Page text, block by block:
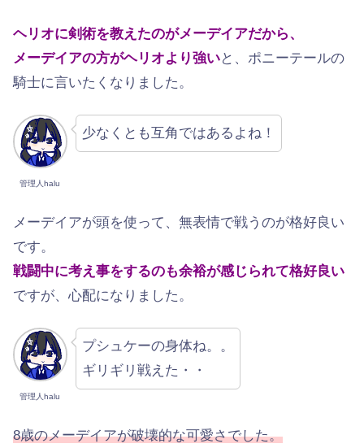
ヘリオに剣術を教えたのがメーデイアだから、
メーデイアの方がヘリオより強いと、ポニーテールの
騎士に言いたくなりました。
管理人halu
少なくとも互角ではあるよね！
メーデイアが頭を使って、無表情で戦うのが格好良い
です。
戦闘中に考え事をするのも余裕が感じられて格好良い
ですが、心配になりました。
管理人halu
プシュケーの身体ね。。
ギリギリ戦えた・・
8歳のメーデイアが破壊的な可愛さでした。